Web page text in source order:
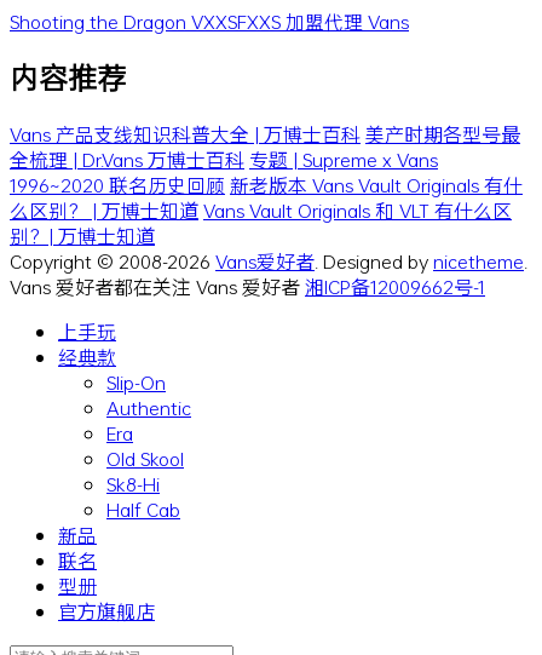
Shooting the Dragon VXXSFXXS加盟代理 Vans
内容推荐
Vans 产品支线知识科普大全 | 万博士百科美产时期各型号最
全梳理 | Dr.Vans 万博士百科 专题 | Supreme x Vans
1996~2020 联名历史回顾 新老版本 Vans Vault Originals 有什
么区别？ | 万博士知道Vans Vault Originals 和 VLT 有什么区
别？| 万博士知道
Copyright © 2008-2026 Vans爱好者 . Designed bynicetheme
Vans 爱好者都在关注 Vans 爱好者湘ICP备12009662号-1
上手玩
经典款
Slip-On
Authentic
Era
Old Skool
Sk8-Hi
Half Cab
新品
联名
型册
官方旗舰店